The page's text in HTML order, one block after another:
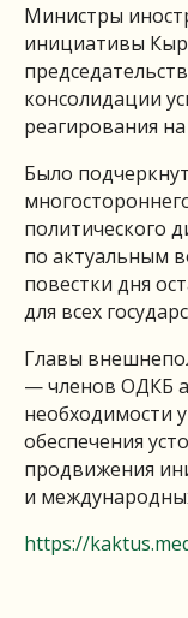
Министры
инициативы
консолидации
реагирования
Было
политического
по актуальным
повестки дня
для всех
Главы
— членов ОДКБ
необходимости
обеспечения
продвижения
и
https://